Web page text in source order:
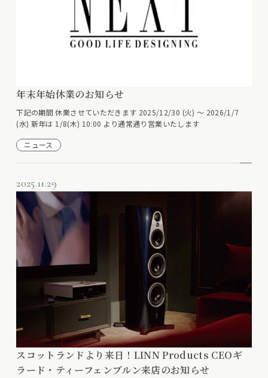
年末年始休業のお知らせ
下記の期間 休業させていただきます 2025/12/30 (火) ～ 2026/1/7
(水) 新年は 1/8(木) 10:00 より通常通り営業いたします
ニュース
2025.11.29
スコットランドより来日！LINN Products CEOギ
ラード・ティーフェンブルン来店のお知らせ